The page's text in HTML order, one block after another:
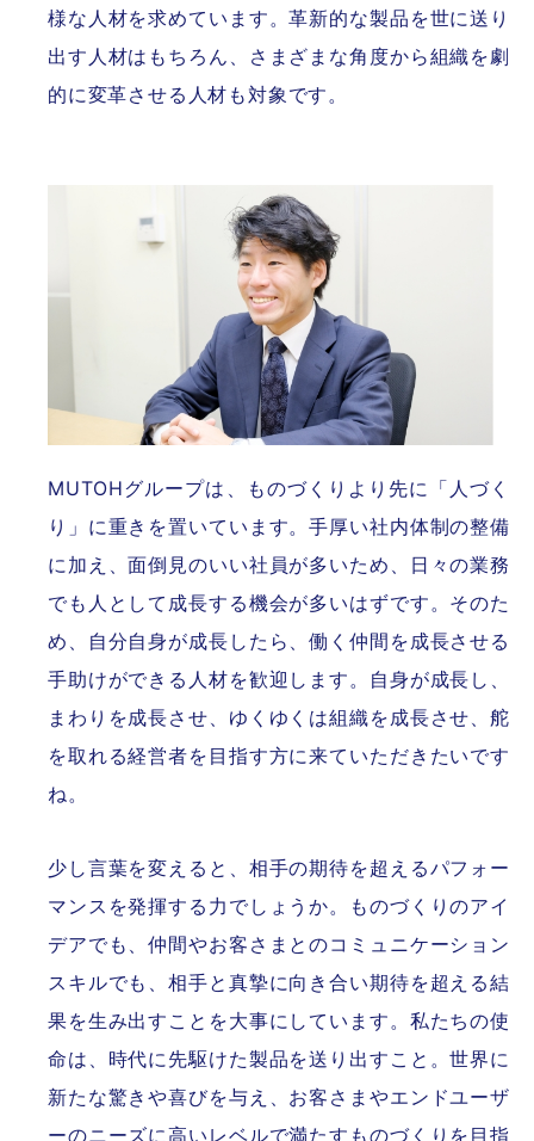
様な人材を求めています。革新的な製品を世に送り
出す人材はもちろん、さまざまな角度から組織を劇
的に変革させる人材も対象です。
MUTOHグループは、ものづくりより先に「人づく
り」に重きを置いています。手厚い社内体制の整備
に加え、面倒見のいい社員が多いため、日々の業務
でも人として成長する機会が多いはずです。そのた
め、自分自身が成長したら、働く仲間を成長させる
手助けができる人材を歓迎します。自身が成長し、
まわりを成長させ、ゆくゆくは組織を成長させ、舵
を取れる経営者を目指す方に来ていただきたいです
ね。
少し言葉を変えると、相手の期待を超えるパフォー
マンスを発揮する力でしょうか。ものづくりのアイ
デアでも、仲間やお客さまとのコミュニケーション
スキルでも、相手と真摯に向き合い期待を超える結
果を生み出すことを大事にしています。私たちの使
命は、時代に先駆けた製品を送り出すこと。世界に
新たな驚きや喜びを与え、お客さまやエンドユーザ
ーのニーズに高いレベルで満たすものづくりを目指